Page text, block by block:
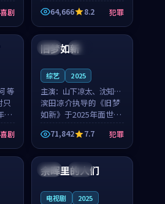
用
众
澜
喜剧
主创团队希望用高校追
梦的故事让观众停下来
想一想。赵砚青领衔，
颜以南担任重要角色，
山田纯一的叙事节奏
64,666 8.2 犯罪
等
只
面
与
共
顾
喜剧
中国 高分
旧梦如新
综艺 2025
主演： 山下凉太、沈知韵
等
滨田凉介执导的《旧梦
如新》于2025年面世，
中国台湾的城市气质与
异国相遇的人物心境共
同构筑了影片基调。山
下凉太、沈知韵用细腻
的表演撑起整部犯罪
71,842 7.7 犯罪
泰国 完结
余晖里的人们
电视剧 2025